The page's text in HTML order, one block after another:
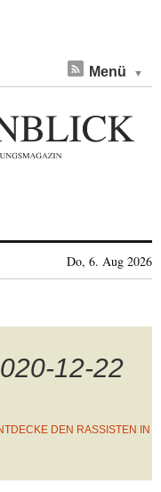
Menü
Do, 6. Aug 2026
12-22
DEN RASSISTEN IN